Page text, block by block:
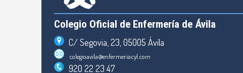
Colegio Oficial de Enfermería de Ávila
C/ Segovia, 23, 05005 Ávila
colegioavila@enfermeriacyl.com
920 22 23 47